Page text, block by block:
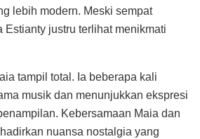
lebih modern. Meski sempat
Estianty justru terlihat menikmati
tampil total. Ia beberapa kali
musik dan menunjukkan ekspresi
Kebersamaan Maia dan
nuansa nostalgia yang